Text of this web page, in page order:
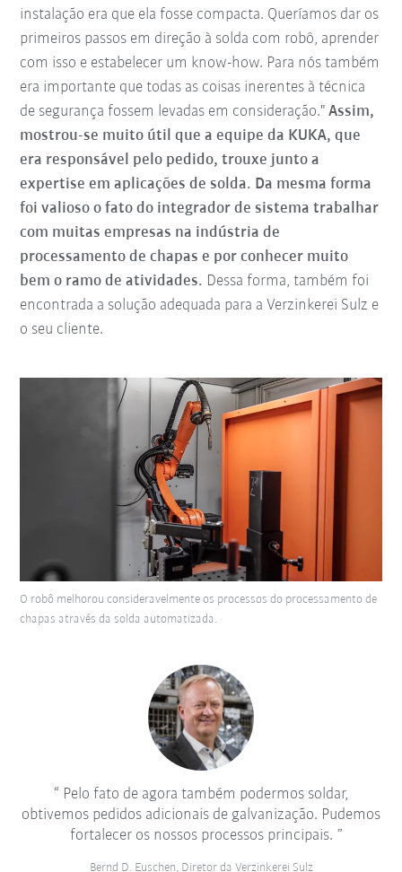
instalação era que ela fosse compacta. Queríamos dar os
primeiros passos em direção à solda com robô, aprender
com isso e estabelecer um know-how. Para nós também
era importante que todas as coisas inerentes à técnica
de segurança fossem levadas em consideração."Assim,
mostrou-se muito útil que a equipe da KUKA, que
era responsável pelo pedido, trouxe junto a
expertise em aplicações de solda. Da mesma forma
foi valioso o fato do integrador de sistema trabalhar
com muitas empresas na indústria de
processamento de chapas e por conhecer muito
bem o ramo de atividades. Dessa forma, também foi
encontrada a solução adequada para a Verzinkerei Sulz e
o seu cliente.
O robô melhorou consideravelmente os processos do processamento de
chapas através da solda automatizada.
Pelo fato de agora também podermos soldar,
obtivemos pedidos adicionais de galvanização. Pudemos
fortalecer os nossos processos principais.
Bernd D. Euschen, Diretor da Verzinkerei Sulz